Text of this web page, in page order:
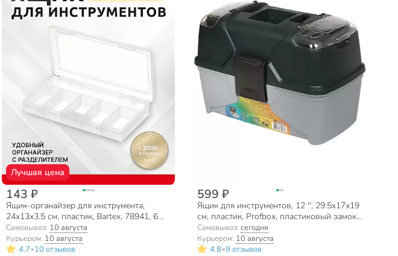
Лучшая цена
143 ₽
Ящик-органайзер для инструмента,
24х13х3.5 см, пластик, Bartex, 78941, 6
ячеек, 2780355063
Самовывоз: 10 августа
Курьером: 10 августа
4.7•10 отзывов
599 ₽
Ящик для инструментов, 12 '', 29.5х17х19
см, пластик, Profbox, пластиковый замок,
лоток, контейнер, 2 органайзера, Е-30
Самовывоз:сегодня
Курьером: 10 августа
4.8•9 отзывов